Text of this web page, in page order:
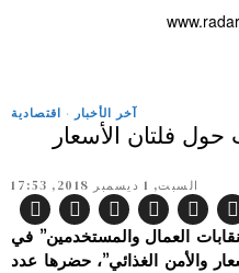
آخر الأخبار · اقتصادية
حول فلتان الأسعار
السبت, 1 ديسمبر 2018, 17:53
العمال والمستخدمين” في
والأمن الغذائي”، حضرها عدد